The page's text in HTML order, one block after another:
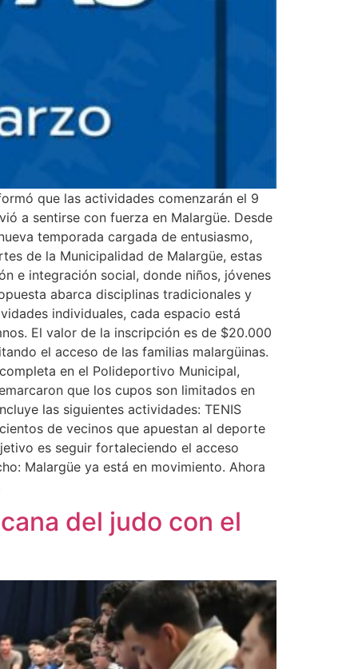
que las actividades comenzarán el 9
a sentirse con fuerza en Malargüe. Desde
temporada cargada de entusiasmo,
de la Municipalidad de Malargüe, estas
e integración social, donde niños, jóvenes
abarca disciplinas tradicionales y
individuales, cada espacio está
El valor de la inscripción es de $20.000
el acceso de las familias malargüinas.
en el Polideportivo Municipal,
que los cupos son limitados en
las siguientes actividades: TENIS
de vecinos que apuestan al deporte
es seguir fortaleciendo el acceso
Malargüe ya está en movimiento. Ahora
del judo con el